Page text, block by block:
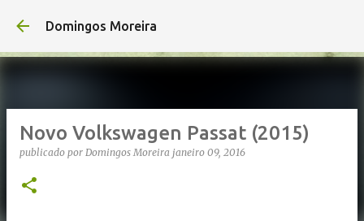
Avançar para o conteúdo principal
Domingos Moreira
Novo Volkswagen Passat (2015)
publicado por Domingos Moreira janeiro 09, 2016